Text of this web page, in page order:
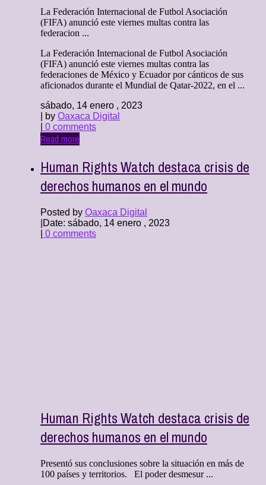
La Federación Internacional de Futbol Asociación
(FIFA) anunció este viernes multas contra las
federacion ...
La Federación Internacional de Futbol Asociación
(FIFA) anunció este viernes multas contra las
federaciones de México y Ecuador por cánticos de sus
aficionados durante el Mundial de Qatar-2022, en el ...
sábado, 14 enero , 2023
| by Oaxaca Digital
0 comments
Read more
Human Rights Watch destaca crisis de
derechos humanos en el mundo
Posted by Oaxaca Digital
Date: sábado, 14 enero , 2023
0 comments
Human Rights Watch destaca crisis de
derechos humanos en el mundo
Presentó sus conclusiones sobre la situación en más de
100 países y territorios. El poder desmesur ...